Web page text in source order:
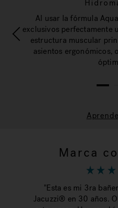
Al usar la fórmula
exclusivos perfectamente
estructura muscular
asientos ergonómicos,
1
Marca
"Esta es mi 3ra
Jacuzzi® en 30 años.